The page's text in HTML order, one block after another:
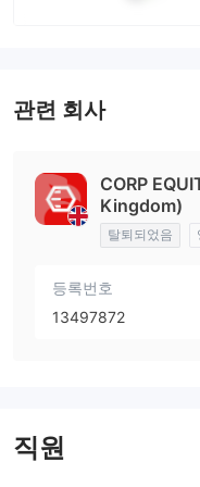
관련 회사
CORP
Kingdom)
탈퇴되었음
등록번호
13497872
직원